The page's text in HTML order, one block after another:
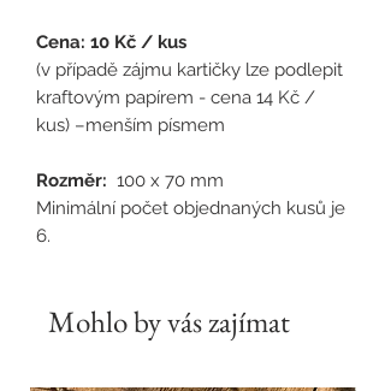
Cena: 10 Kč / kus
(v případě zájmu kartičky lze podlepit
kraftovým papírem - cena 14 Kč /
kus) –menším písmem
Rozměr: 100 x 70 mm
Minimální počet objednaných kusů je
6.
Mohlo by vás zajímat